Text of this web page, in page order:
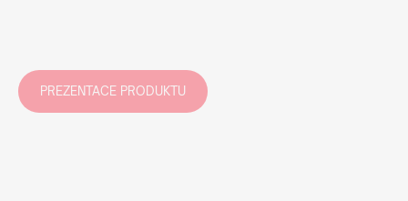
PREZENTACE PRODUKTU